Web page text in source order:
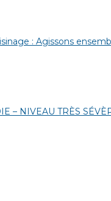
: Agissons
– NIVEAU TRÈS